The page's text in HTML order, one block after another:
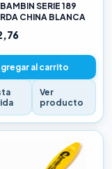
SERIE 189
CHINA BLANCA
al carrito
Ver
producto